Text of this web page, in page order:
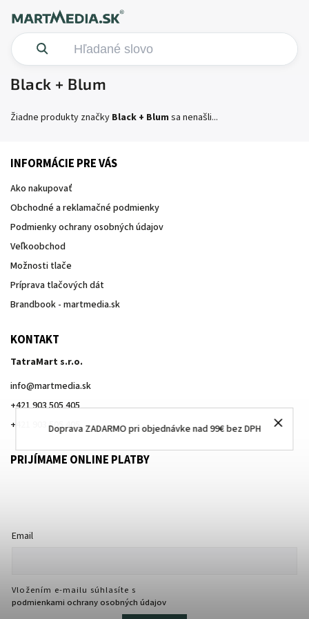
Doprava ZADARMO pri objednávke nad 99€ bez DPH
Black + Blum
Žiadne produkty značky Black + Blum sa nenašli...
INFORMÁCIE PRE VÁS
Ako nakupovať
Obchodné a reklamačné podmienky
Podmienky ochrany osobných údajov
Veľkoobchod
Možnosti tlače
Príprava tlačových dát
Brandbook - martmedia.sk
KONTAKT
TatraMart s.r.o.
info@martmedia.sk
+421 903 505 405
+421 903 505 405
PRIJÍMAME ONLINE PLATBY
Email
Vložením e-mailu súhlasíte s
podmienkami ochrany osobných údajov